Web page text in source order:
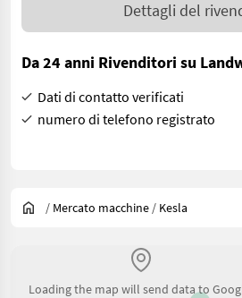
Dettagli del
Da 24 anni Rivenditori su
Dati di contatto verificati
numero di telefono registrato
/ Mercato macchine / Kesla
Loading the map will send data to